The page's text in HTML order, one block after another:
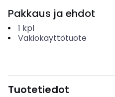
Pakkaus ja ehdot
1 kpl
Vakiokäyttötuote
Tuotetiedot